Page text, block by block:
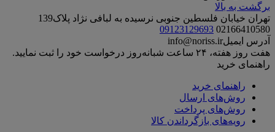
برگشت به بالا
تهران خیابان فلسطین جنوبی نرسیده به لبافی نژاد پلاک139
02166410580
09123129693
آدرس ایمیلinfo@noriss.ir
هفت روز هفته، ۲۴ ساعت شبانه‌روز درخواست خود را ثبت نمایید.
راهنمای خرید
راهنمای خرید
روش‌های ارسال
روش‌های پرداخت
رویه‌های بازگرداندن کالا